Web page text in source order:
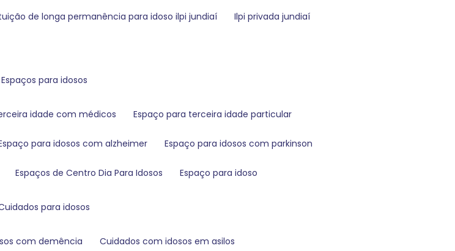
de longa permanência para idoso ilpi jundiaí ilpi privada jundiaí
espaços para idosos
idade com médicos espaço para terceira idade particular
espaço para idosos com alzheimer espaço para idosos com parkinson
espaços de Centro Dia Para Idosos espaço para idoso
cuidados para idosos
com demência cuidados com idosos em asilos